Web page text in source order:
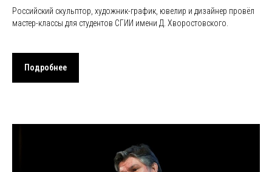
Российский скульптор, художник-график, ювелир и дизайнер провёл
мастер-классы для студентов СГИИ имени Д. Хворостовского.
Подробнее